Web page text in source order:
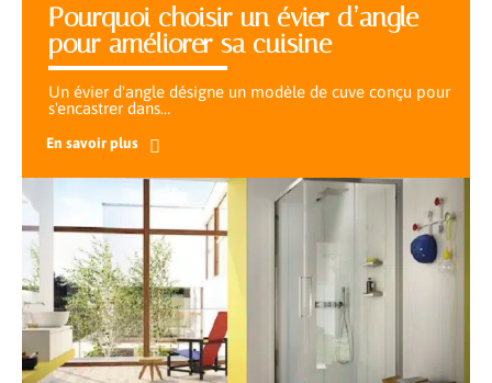
Pourquoi choisir un évier d’angle
pour améliorer sa cuisine
Un évier d'angle désigne un modèle de cuve conçu pour
s'encastrer dans…
En savoir plus